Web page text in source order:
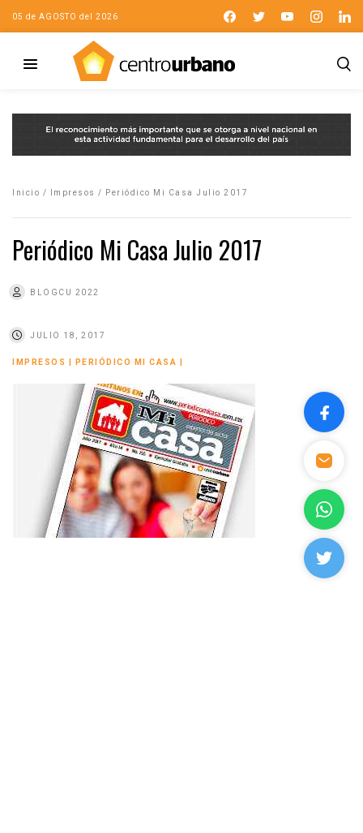
05 de AGOSTO del 2026
Inicio / Impresos / Periódico Mi Casa Julio 2017
Periódico Mi Casa Julio 2017
BLOGCU 2022
JULIO 18, 2017
IMPRESOS PERIÓDICO MI CASA